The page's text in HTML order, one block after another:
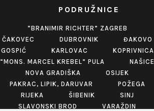
PODRUŽNICE
“BRANIMIR RICHTER” ZAGREB
ČAKOVEC
DUBROVNIK
ĐAKOVO
GOSPIĆ
KARLOVAC
KOPRIVNICA
“MONS. MARCEL KREBEL” PULA
NAŠICE
NOVA GRADIŠKA
OSIJEK
PAKRAC, LIPIK, DARUVAR
POŽEGA
RIJEKA
ŠIBENIK
SINJ
SLAVONSKI BROD
VARAŽDIN